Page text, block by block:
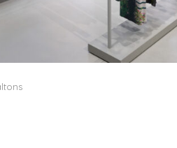
AU 45 MADISON AVENUE : LE
PRINCIPE ARCHITECTURAL
Pascal Iakovou